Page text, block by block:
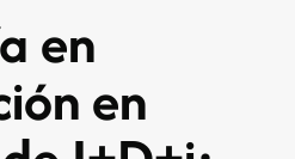
en
en